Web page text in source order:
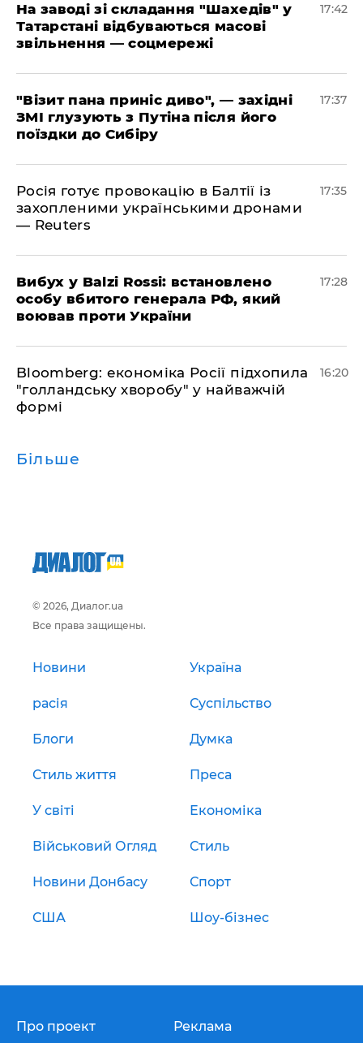
​На заводі зі складання "Шахедів" у
Татарстані відбуваються масові
звільнення — соцмережі
17:42
"Візит пана приніс диво", — західні
ЗМІ глузують з Путіна після його
поїздки до Сибіру
17:37
Росія готує провокацію в Балтії із
захопленими українськими дронами
— Reuters
17:35
​Вибух у Balzi Rossi: встановлено
особу вбитого генерала РФ, який
воював проти України
17:28
Bloomberg: економіка Росії підхопила
"голландську хворобу" у найважчій
формі
16:20
Більше
© 2026, Диалог.ua
Все права защищены.
Новини Україна
расія Суспільство
Блоги Думка
Стиль життя Преса
У світі Економіка
Військовий Огляд Стиль
Новини Донбасу Спорт
США Шоу-бізнес
Про проект Реклама